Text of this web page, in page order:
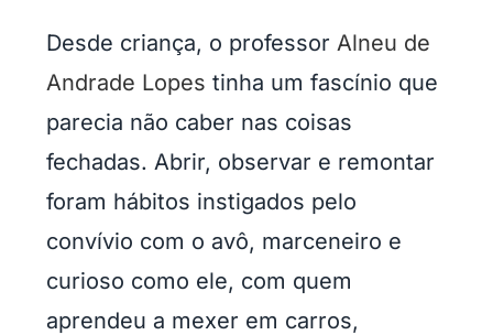
Desde criança, o professorAlneu de
Andrade Lopes tinha um fascínio que
parecia não caber nas coisas
fechadas. Abrir, observar e remontar
foram hábitos instigados pelo
convívio com o avô, marceneiro e
curioso como ele, com quem
aprendeu a mexer em carros,